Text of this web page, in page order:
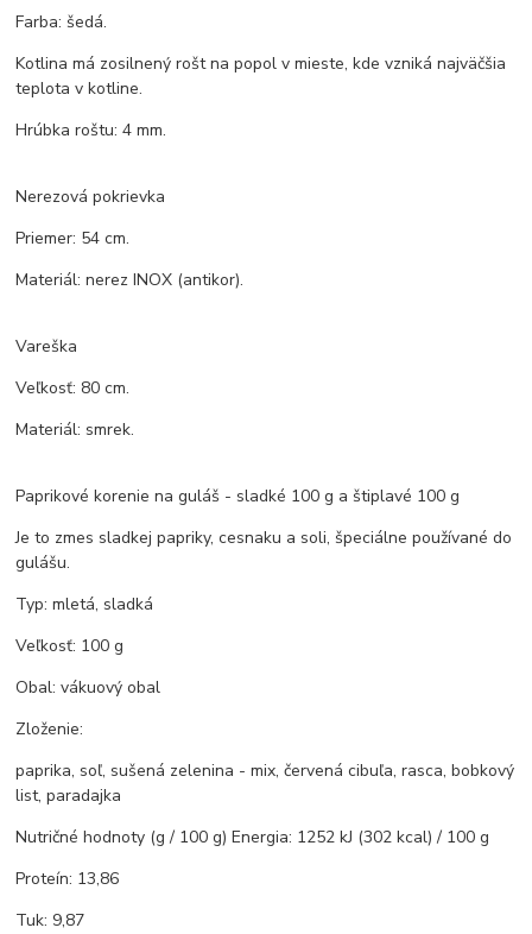
Farba: šedá.
Kotlina má zosilnený rošt na popol v mieste, kde vzniká najväčšia
teplota v kotline.
Hrúbka roštu: 4 mm.
Nerezová pokrievka
Priemer: 54 cm.
Materiál: nerez INOX (antikor).
Vareška
Veľkosť: 80 cm.
Materiál: smrek.
Paprikové korenie na guláš - sladké 100 g a štiplavé 100 g
Je to zmes sladkej papriky, cesnaku a soli, špeciálne používané do
gulášu.
Typ: mletá, sladká
Veľkosť: 100 g
Obal: vákuový obal
Zloženie:
paprika, soľ, sušená zelenina - mix, červená cibuľa, rasca, bobkový
list, paradajka
Nutričné hodnoty (g / 100 g) Energia: 1252 kJ (302 kcal) / 100 g
Proteín: 13,86
Tuk: 9,87